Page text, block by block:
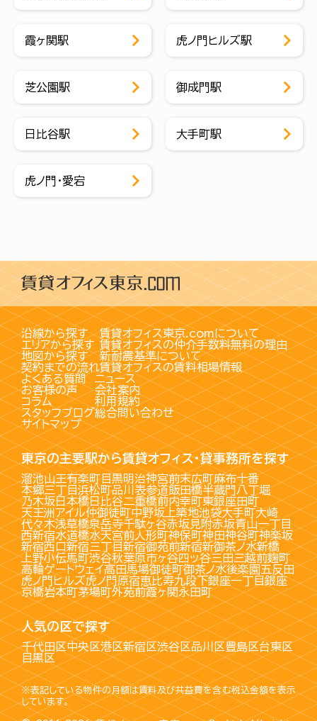
霞ヶ関駅 虎ノ門ヒルズ駅
芝公園駅 御成門駅
日比谷駅 大手町駅
虎ノ門・愛宕
沿線から探す
エリアから探す
地図から探す
契約までの流れ
賃貸オフィス東京.comについて
賃貸オフィスの仲介手数料無料の理由
新耐震基準について
賃貸オフィスの賃料相場情報
よくある質問
お客様の声
コラム
スタッフブログ
サイトマップ
ニュース
会社案内
利用規約
総合問い合わせ
東京の主要駅から賃貸オフィス・貸事務所を探す
溜池山王有楽町目黒明治神宮前末広町麻布十番
本郷三丁目浜松町品川 表参道飯田橋半蔵門八丁堀
乃木坂日本橋日比谷二重橋前内幸町東銀座田町
天王洲アイル仲御徒町中野坂上築地池袋大手町大崎
代々木浅草橋泉岳寺千駄ヶ谷赤坂見附赤坂青山一丁目
西新宿水道橋水天宮前人形町神保町神田神谷町神楽坂
新宿西口新宿三丁目新宿御苑前新宿新御茶ノ水新橋
上野小伝馬町渋谷秋葉原市ヶ谷四ッ谷三田三越前麹町
高輪ゲートウェイ高田馬場御徒町御茶ノ水後楽園五反田
虎ノ門ヒルズ虎ノ門原宿恵比寿九段下銀座一丁目銀座
京橋岩本町茅場町外苑前霞ヶ関永田町
人気の区で探す
千代田区中央区港区新宿区渋谷区品川区豊島区台東区
目黒区
※表記している物件の月額は賃料及び共益費を含む税込金額を表示
しています。